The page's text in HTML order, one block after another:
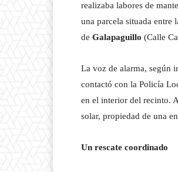
realizaba labores de
una parcela situada entre
de Galapaguillo (Calle
La voz de alarma, según
contactó con la Policía
en el interior del recinto.
solar, propiedad de una
Un rescate coordinado